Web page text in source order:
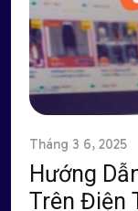
Tháng 3 6, 2025
Hướng
Trên Điện